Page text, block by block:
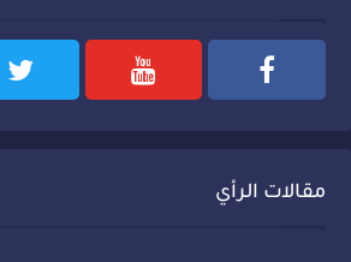
مقالات الرأي